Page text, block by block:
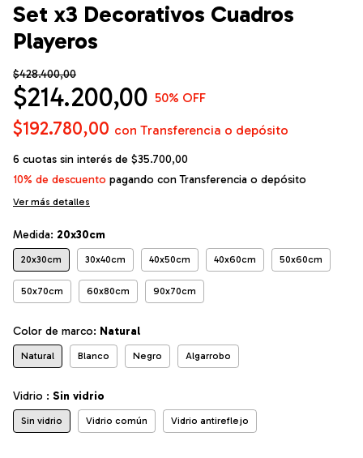
Set x3 Decorativos Cuadros
Playeros
$428.400,00
$214.200,00 50% OFF
$192.780,00 con Transferencia o depósito
6 cuotas sin interés de $35.700,00
10% de descuento pagando con Transferencia o depósito
Ver más detalles
Medida: 20x30cm
20x30cm 30x40cm 40x50cm 40x60cm 50x60cm
50x70cm 60x80cm 90x70cm
Color de marco: Natural
Natural Blanco Negro Algarrobo
Vidrio : Sin vidrio
Sin vidrio Vidrio común Vidrio antireflejo